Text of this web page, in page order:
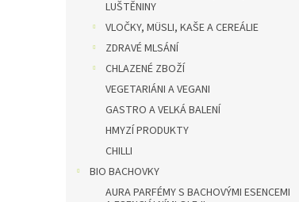
LUŠTĚNINY
VLOČKY, MÜSLI, KAŠE A CEREÁLIE
ZDRAVÉ MLSÁNÍ
CHLAZENÉ ZBOŽÍ
VEGETARIÁNI A VEGANI
GASTRO A VELKÁ BALENÍ
HMYZÍ PRODUKTY
CHILLI
BIO BACHOVKY
AURA PARFÉMY S BACHOVÝMI ESENCEMI